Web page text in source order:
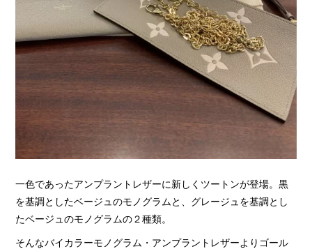
一色であったアンプラントレザーに新しくツートンが登場。黒
を基調としたベージュのモノグラムと、グレージュを基調とし
たベージュのモノグラムの２種類。
そんなバイカラーモノグラム・アンプラントレザーよりゴール